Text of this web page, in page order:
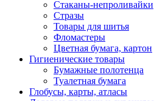
Стаканы-непроливайки
Стразы
Товары для шитья
Фломастеры
Цветная бумага, картон
Гигиенические товары
Бумажные полотенца
Туалетная бумага
Глобусы, карты, атласы